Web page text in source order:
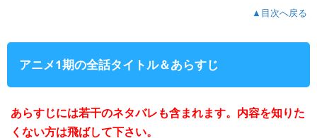
▲目次へ戻る
アニメ1期の全話タイトル＆あらすじ
あらすじには若干のネタバレも含まれます。内容を知りた
くない方は飛ばして下さい。